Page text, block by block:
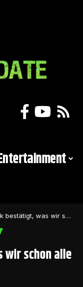
was wir schon alle vermutet haben
schon alle